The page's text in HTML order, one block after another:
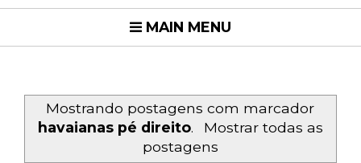
MAIN MENU
Mostrando postagens com marcador
havaianas pé direito.
Mostrar todas as
postagens